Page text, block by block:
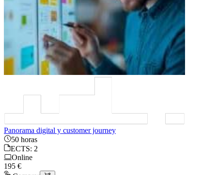
Panorama digital y customer journey
50 horas
ECTS: 2
Online
195 €